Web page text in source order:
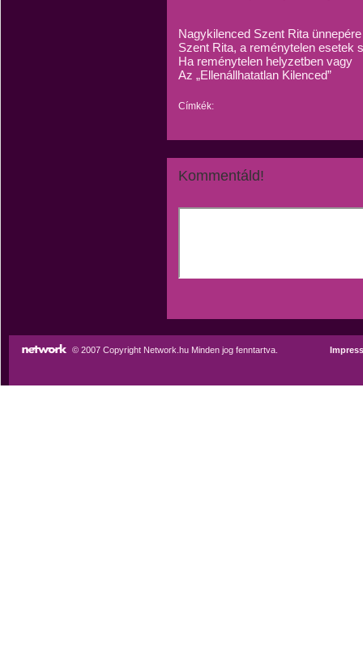
Nagykilenced Szent Rita ünnepére
Szent Rita, a reménytelen esetek
Ha reménytelen helyzetben vagy
Az „Ellenállhatatlan Kilenced”
Címkék:
Kommentáld!
© 2007 Copyright Network.hu Minden jog fenntartva.